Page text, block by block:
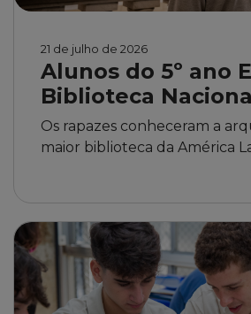
21 de julho de 2026
Alunos do 5º ano
Biblioteca
Os rapazes conheceram a
maior biblioteca da América